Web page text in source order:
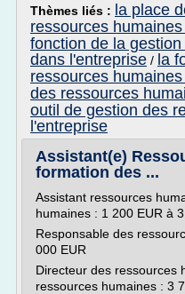
Thèmes liés : la place
ressources
fonction de la
dans l'entreprise / la
ressources
des ressources
outil de gestion des
l'entreprise
Assistant(e)
formation des ...
Assistant ressources
humaines : 1 200 EUR à
Responsable des
000 EUR
Directeur des ressources
ressources humaines : 3